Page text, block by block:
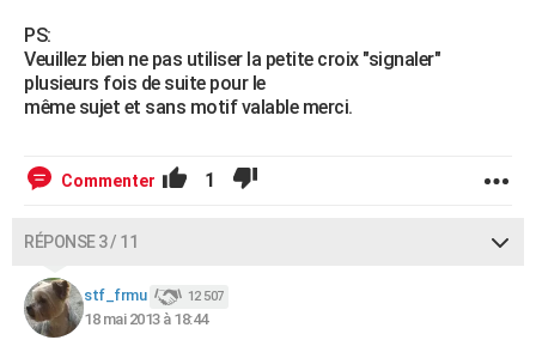
PS:
Veuillez bien ne pas utiliser la petite croix "signaler"
plusieurs fois de suite pour le
même sujet et sans motif valable merci.
Commenter 1
RÉPONSE 3 / 11
stf_frmu 12 507
18 mai 2013 à 18:44